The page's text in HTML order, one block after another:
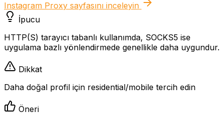
Instagram Proxy sayfasını inceleyin
İpucu
HTTP(S) tarayıcı tabanlı kullanımda, SOCKS5 ise
uygulama bazlı yönlendirmede genellikle daha uygundur.
Dikkat
Daha doğal profil için residential/mobile tercih edin
Öneri